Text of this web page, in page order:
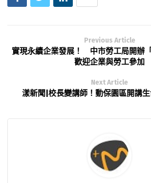
Previous Article
實現永續企業發展！ 中市勞工局開辦「
歡迎企業與勞工參加
Next Article
漾新聞|校長變講師！動保園區開講